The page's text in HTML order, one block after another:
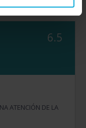
6.5
ATENCIÓN DE LA